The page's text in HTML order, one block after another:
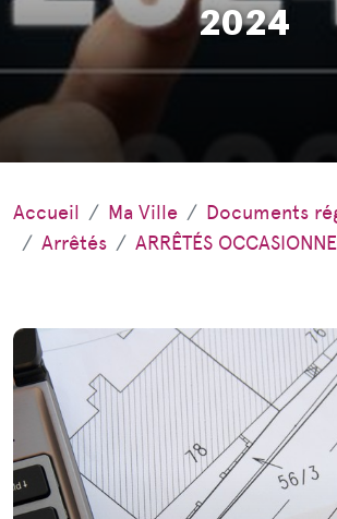
2024
Accueil Ma Ville
Documents
Arrêtés
ARRÊTÉS